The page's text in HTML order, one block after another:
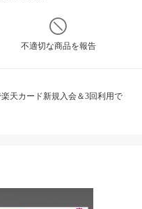
不適切な商品を報告
天カード新規入会＆3回利用で